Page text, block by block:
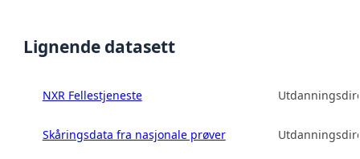
Lignende datasett
NXR Fellestjeneste
Skåringsdata fra nasjonale prøver